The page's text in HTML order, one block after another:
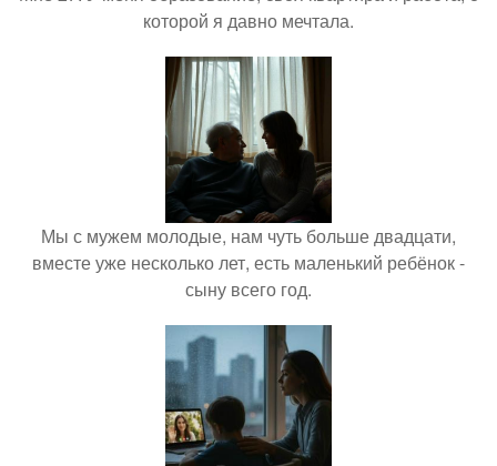
которой я давно мечтала.
Мы с мужем молодые, нам чуть больше двадцати,
вместе уже несколько лет, есть маленький ребёнок -
сыну всего год.